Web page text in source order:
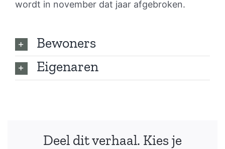
wordt in november dat jaar afgebroken.
Bewoners
Eigenaren
Deel dit verhaal. Kies je